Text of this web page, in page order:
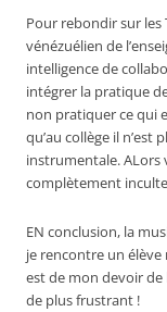
Pour rebondir sur les
vénézuélien de
intelligence de
intégrer la pratique
non pratiquer ce qui
qu’au collège il n’est
instrumentale. ALors
complètement
EN conclusion, la
je rencontre un élève
est de mon devoir de
de plus frustrant !